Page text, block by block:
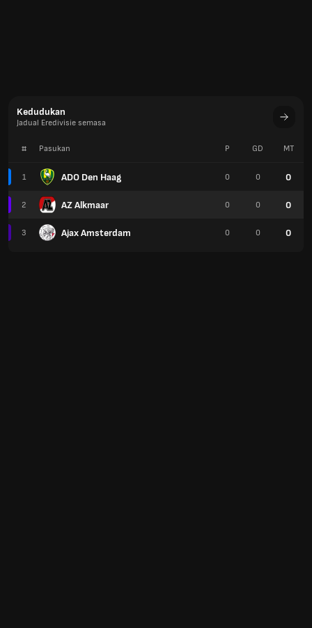
Kedudukan
Jadual Eredivisie semasa
# Pasukan
1 ADO Den Haag
2 AZ Alkmaar
3 Ajax Amsterdam
P GD MT
0 0 0
0 0 0
0 0 0